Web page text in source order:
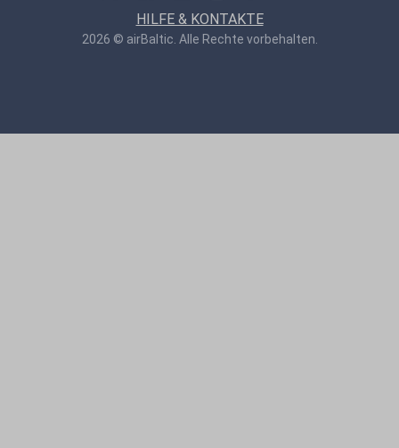
2026 © airBaltic. Alle Rechte vorbehalten.
HILFE & KONTAKTE